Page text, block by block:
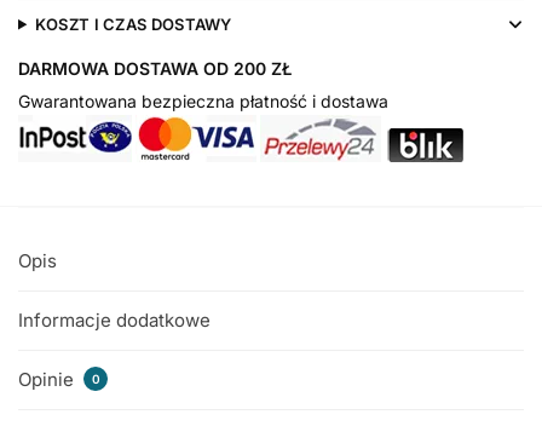
KOSZT I CZAS DOSTAWY
DARMOWA DOSTAWA OD 200 ZŁ
Gwarantowana bezpieczna płatność i dostawa
Opis
Informacje dodatkowe
Opinie 0